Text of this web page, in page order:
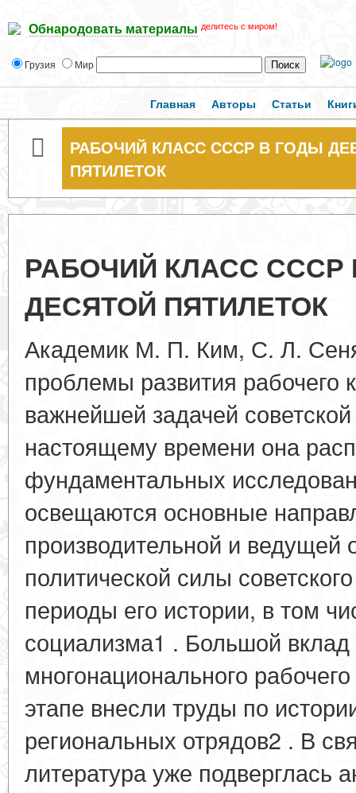
Обнародовать материалы делитесь с миром!
Грузия Мир
Главная Авторы Статьи
РАБОЧИЙ КЛАСС СССР В ГОДЫ
ПЯТИЛЕТОК
РАБОЧИЙ КЛАСС
ДЕСЯТОЙ ПЯТИЛЕТОК
Академик М. П. Ким, С. Л.
проблемы развития рабочего
важнейшей задачей
настоящему времени она
фундаментальных
освещаются основные
производительной и ведущей
политической силы
периоды его истории, в том
социализма1 . Большой вклад
многонационального
этапе внесли труды по
региональных отрядов2 . В
литература уже подверглась